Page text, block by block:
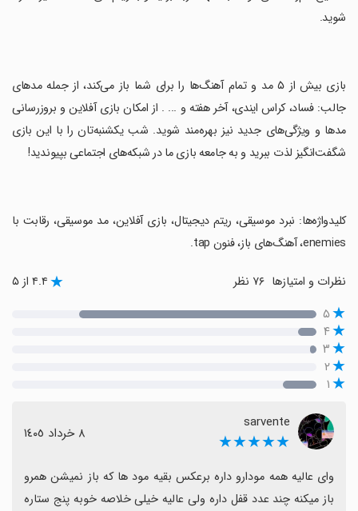
شوید.
‏بازی بیش از ۵ مد و تمام آهنگ‌ها را برای شما باز می‌کند، از جمله مدهای
جالب: فساد، کراس ایندی، آخر هفته و ... . از امکان بازی آفلاین و بروزرسانی
مدها و ویژگی‌های جدید نیز بهره‌مند شوید. شب یکشنبه‌تان را با این بازی
شگفت‌انگیز لذت ببرید و به جامعه بازی ما در شبکه‌های اجتماعی بپیوندید!
‏کلیدواژه‌ها: نبرد موسیقی، ریتم دیجیتال، بازی آفلاین، مد موسیقی، رقابت با
enemies، آهنگ‌های باز، فنون tap.
نظرات و امتیازها ۴.۴ از ۵
۵
۴
۳
۲
۱
sarvente
★★★★★ ٨ خرداد ١٤٠٥